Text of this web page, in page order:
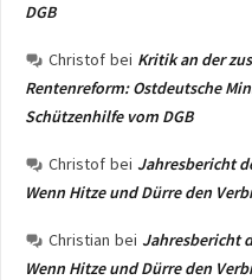
DGB
Christof bei Kritik an der
Rentenreform: Ostdeutsche
Schützenhilfe vom DGB
Christof bei Jahresbericht
Wenn Hitze und Dürre den
Christian bei Jahresbericht
Wenn Hitze und Dürre den